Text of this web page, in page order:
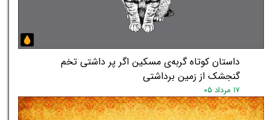
داستان کوتاه گربه‌ی مسکین اگر پر داشتی تخم
گنجشک از زمین برداشتی
۱۷ مرداد ۰۵